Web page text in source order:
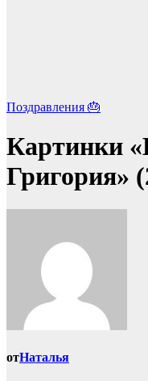
Поздравления 🎂
Картинки
Григория»
отНаталья